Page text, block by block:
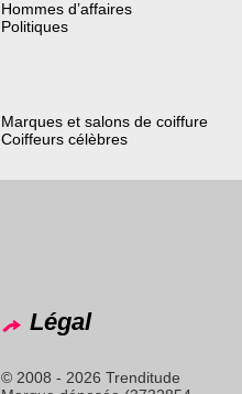
Hommes d’affaires
Politiques
Marques et salons de coiffure
Coiffeurs célèbres
Légal
© 2008 - 2026 Trenditude